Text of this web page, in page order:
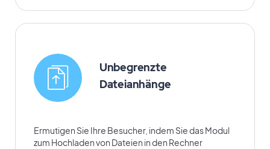
Unbegrenzte
Dateianhänge
Ermutigen Sie Ihre Besucher, indem Sie das Modul
zum Hochladen von Dateien in den Rechner